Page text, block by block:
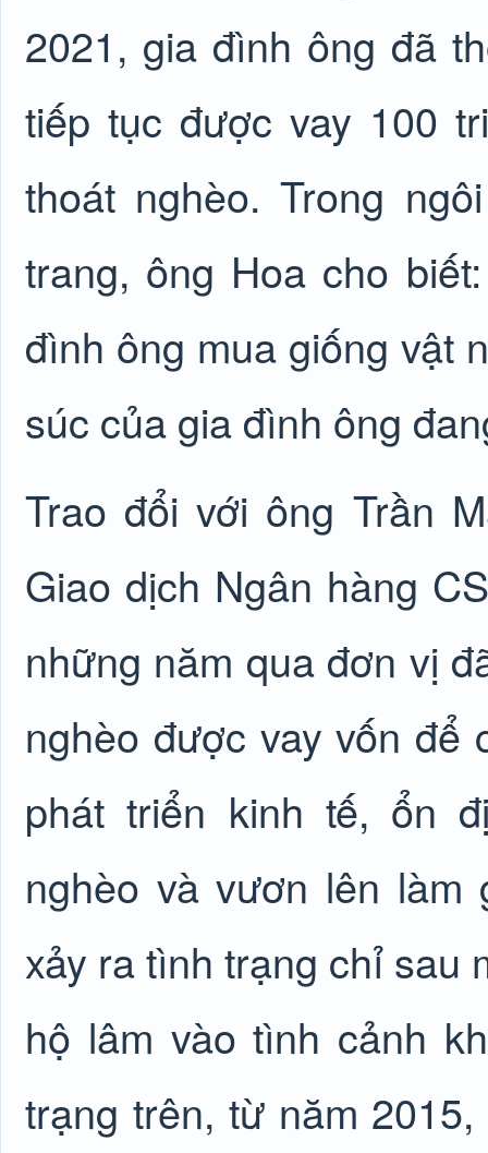
2021, gia đình ông đã
tiếp tục được vay 100
thoát nghèo. Trong
trang, ông Hoa cho biết:
đình ông mua giống vật
súc của gia đình ông
Trao đổi với ông Trần
Giao dịch Ngân hàng
những năm qua đơn vị
nghèo được vay vốn để
phát triển kinh tế, ổn
nghèo và vươn lên làm
xảy ra tình trạng chỉ sau
hộ lâm vào tình cảnh
trạng trên, từ năm